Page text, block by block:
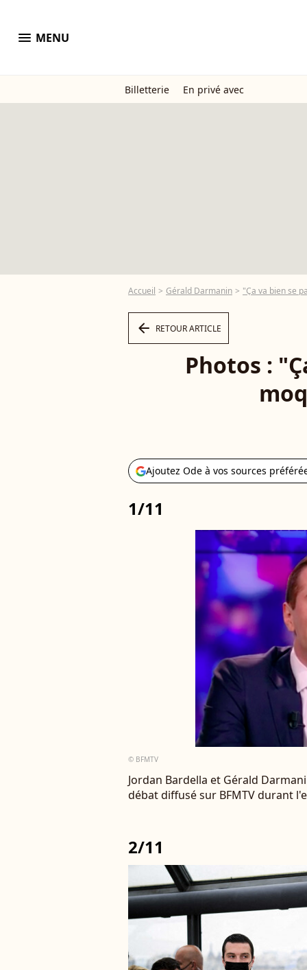
menu MENU
Billetterie En privé avec
Accueil Gérald Darmanin "Ça va bien se
arrow_left RETOUR ARTICLE
Photos :
Ajoutez Ode à vos sources
1/11
© BFMTV
Jordan Bardella et Gérald
débat diffusé sur BFMTV durant
2/11